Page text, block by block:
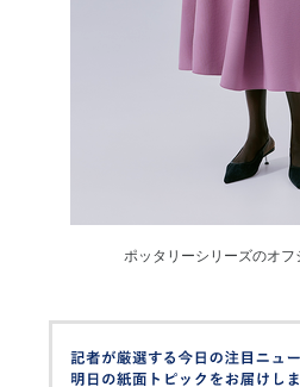
ポッタリーシリーズのオフ